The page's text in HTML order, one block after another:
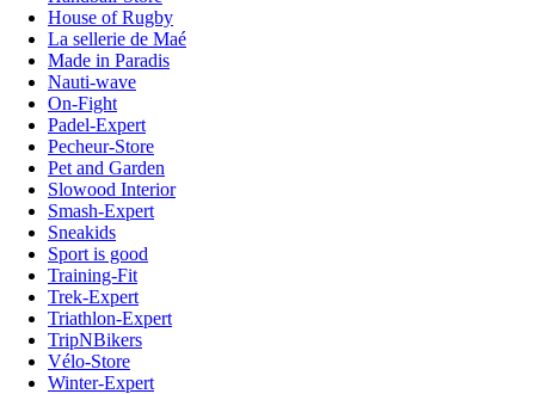
House of Rugby
La sellerie de Maé
Made in Paradis
Nauti-wave
On-Fight
Padel-Expert
Pecheur-Store
Pet and Garden
Slowood Interior
Smash-Expert
Sneakids
Sport is good
Training-Fit
Trek-Expert
Triathlon-Expert
TripNBikers
Vélo-Store
Winter-Expert